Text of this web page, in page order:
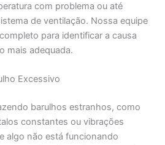
com problema ou até
de ventilação. Nossa equipe
para identificar a causa
mais adequada.
Excessivo
barulhos estranhos, como
constantes ou vibrações
algo não está funcionando